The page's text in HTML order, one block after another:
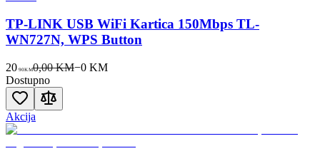
TP-LINK USB WiFi Kartica 150Mbps TL-
WN727N, WPS Button
20 90KM0,00 KM−0KM
Dostupno
Akcija